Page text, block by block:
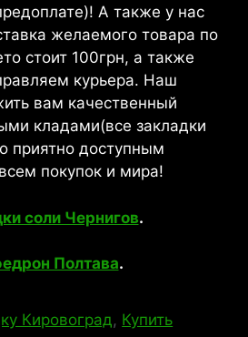
А также у нас
желаемого товара по
стоит 100грн, а также
курьера. Наш
вам качественный
кладами(все закладки
приятно доступным
покупок и мира!
соли Чернигов.
Полтава.
Кировоград, Купить